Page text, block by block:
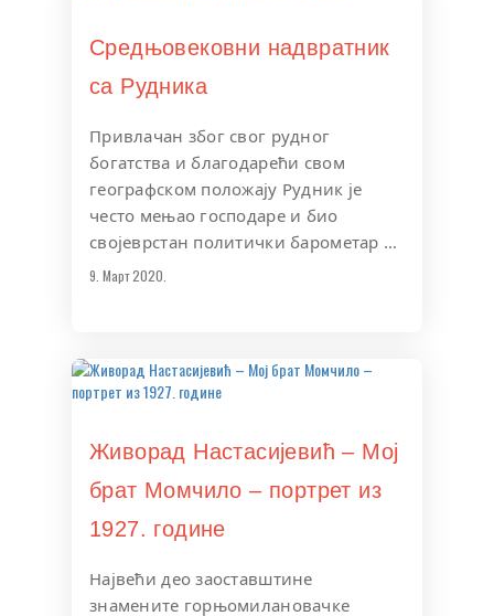
Средњовековни надвратник
са Рудника
Привлачан због свог рудног
богатства и благодарећи свом
географском положају Рудник је
често мењао господаре и био
својеврстан политички барометар …
9. Март 2020.
Живорад Настасијевић – Мој
брат Момчило – портрет из
1927. године
Највећи део заоставштине
знамените горњомилановачке